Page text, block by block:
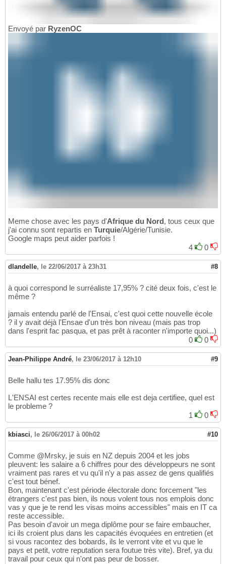
Envoyé par RyzenOC
Meme chose avec les pays d'Afrique du Nord, tous ceux que
j'ai connu sont repartis en Turquie/Algérie/Tunisie.
Google maps peut aider parfois !
4
0
dlandelle, le 22/06/2017 à 23h31 #8
à quoi correspond le surréaliste 17,95% ? cité deux fois, c'est le
même ?
jamais entendu parlé de l'Ensai, c'est quoi cette nouvelle école
? il y avait déjà l'Ensae d'un très bon niveau (mais pas trop
dans l'esprit fac pasqua, et pas prêt à raconter n'importe quoi...)
0
0
Jean-Philippe André, le 23/06/2017 à 12h10 #9
Belle hallu tes 17.95% dis donc
L'ENSAI est certes recente mais elle est deja certifiee, quel est
le probleme ?
1
0
kbiasci, le 26/06/2017 à 00h02 #10
Comme @Mrsky, je suis en NZ depuis 2004 et les jobs
pleuvent: les salaire a 6 chiffres pour des développeurs ne sont
vraiment pas rares et vu qu'il n'y a pas assez de gens qualifiés
c'est tout bénef.
Bon, maintenant c'est période électorale donc forcement "les
étrangers c'est pas bien, ils nous volent tous nos emplois donc
vas y que je te rend les visas moins accessibles" mais en IT ca
reste accessible.
Pas besoin d'avoir un mega diplôme pour se faire embaucher,
ici ils croient plus dans les capacités évoquées en entretien (et
si vous racontez des bobards, ils le verront vite et vu que le
pays et petit, votre reputation sera foutue très vite). Bref, ya du
travail pour ceux qui n'ont pas peur de bosser.